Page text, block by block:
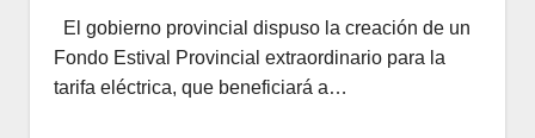
El gobierno provincial dispuso la creación de un
Fondo Estival Provincial extraordinario para la
tarifa eléctrica, que beneficiará a…